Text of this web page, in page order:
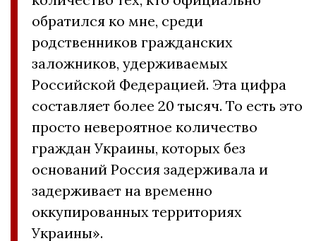
обратился ко мне, среди
родственников гражданских
заложников, удерживаемых
Российской Федерацией. Эта цифра
составляет более 20 тысяч. То есть это
просто невероятное количество
граждан Украины, которых без
оснований Россия задерживала и
задерживает на временно
оккупированных территориях
Украины».